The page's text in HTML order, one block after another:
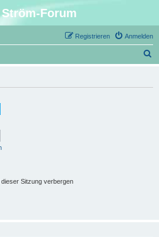
Forum
Anmelden
Registrieren
Sitzung verbergen